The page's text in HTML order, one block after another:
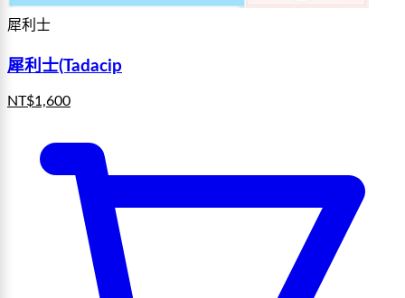
犀利士
犀利士(Tadacip
NT$1,600